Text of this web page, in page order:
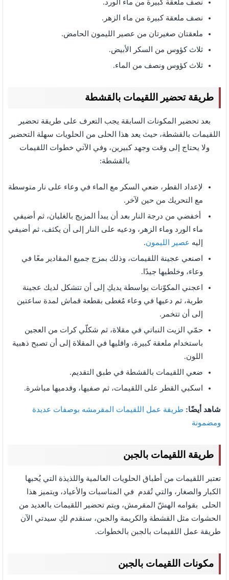
نصف ملعقة كبيرة من ماء الورد.
نصف ملعقة كبيرة من ماء الزهر.
ملعقتان صغيرتان من عصير الليمون الحامض.
ثلاث كؤوس من السكر الأبيض.
ثلاث كؤوس ونصف من الماء.
طريقة تحضير اللقيمات بالقشطة
بعد تحضير المكونات السابقة يجب التعرف على طريقة تحضير
اللقيمات بالقشطة، حيث يعد هذا الحلى من الحلويات سهلة التحضير
ولا يحتاج إلى وقت وجهد كبيرين، وفي الآتي خطوات اللقيمات
بالقشطة:
لإعداد القطر، ضعي السكر مع الماء في وعاء على نار متوسطة
مع التحريك من حين لآخر.
أخفضي من درجة النار بعد أن يبدأ المزيج بالغليان، ثم أضيفي
ماء الورد وماء الزهر، ودعيه على النار إلى أن يكثف، ثم أضيفي
إليه عصير الليمون.
اصنعي عجينة اللقيمات، وذلك بمزج جميع المقادير معًا في
وعاء، وخلطيها جيدًا.
اعجني المكوّنات بواسطة يديكِ إلى أن تتشكل لديك عجينة
طرية، ثم دعيها في وعاء مُغطى بقطعة قماش لمدة ساعتين
إلى أن تتخمر.
حمّي الزيت النباتي في مقلاة، ثم شكلّي كرات من العجين
باستخدام ملعقة كبيرة، واقليها في المقلاة إلى أن تصبح ذهبية
اللون.
ضعي اللقيمات بالقشطة في طبق التقديم.
اسكبي القطر على اللقيمات، ثم صفيها، وقدميها مباشرة.
شاهد أيضًا: طريقة عمل اللقيمات المقرمشه بوصفات عديدة
ومضمونة
طريقة اللقيمات بالجبن
تعتبر اللقيمات من أطباق الحلويات العالمية واللذيذة التي يُحبها
الكبار والصغار، والتي تُقدم في المناسبات والأعياد، ويتميز هذا
الحلى بقوامه الهشّ المقرمش، ويتم تحضير اللقيمات بالعديد من
الحشوات مثل القشطة والكريمة والجبن، سنقدم لكِ سيدتي الآن
طريقة عمل اللقيمات بالجبن بالخطوات.
مكونات اللقيمات بالجبن